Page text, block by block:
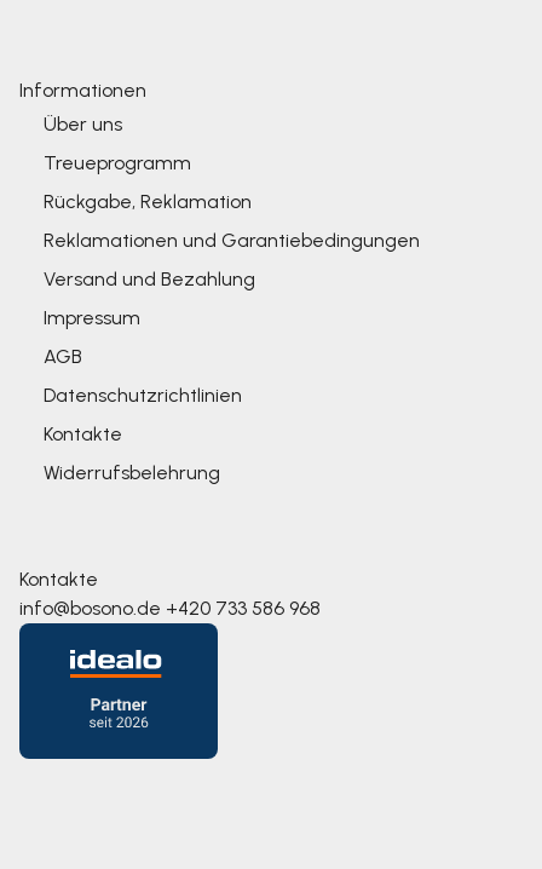
Informationen
Über uns
Treueprogramm
Rückgabe, Reklamation
Reklamationen und Garantiebedingungen
Versand und Bezahlung
Impressum
AGB
Datenschutzrichtlinien
Kontakte
Widerrufsbelehrung
Kontakte
info@bosono.de +420 733 586 968